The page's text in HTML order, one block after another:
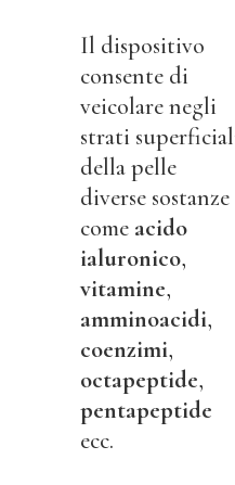
Il dispositivo
consente di
veicolare negli
strati
della pelle
diverse sostanze
come acido
ialuronico,
vitamine,
amminoacidi,
coenzimi,
octapeptide,
pentapeptide
ecc.